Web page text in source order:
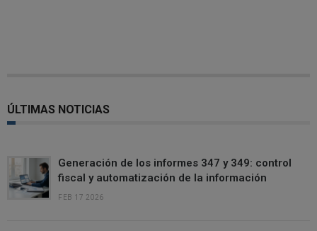
ÚLTIMAS NOTICIAS
Generación de los informes 347 y 349: control
fiscal y automatización de la información
FEB 17 2026